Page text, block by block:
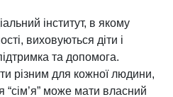
інститут, в якому
виховуються діти і
та допомога.
різним для кожної людини,
може мати власний